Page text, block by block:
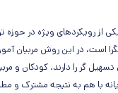
یکی از رویکردهای ویژه در
است، در این روش مربیان
گر را دارند. کودکان و
با هم به نتیجه مشترک و